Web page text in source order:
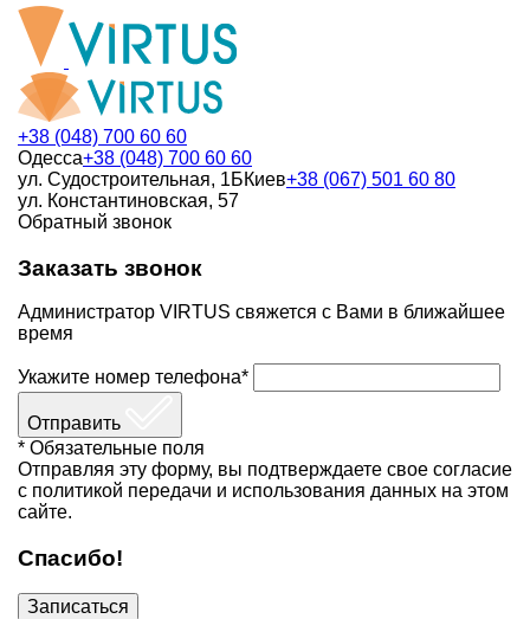
+38 (048) 700 60 60
Одесса+38 (048) 700 60 60
ул. Судостроительная, 1БКиев+38 (067) 501 60 80
ул. Константиновская, 57
Обратный звонок
Заказать звонок
Администратор VIRTUS свяжется с Вами в ближайшее
время
Укажите номер телефона*
Отправить
* Обязательные поля
Отправляя эту форму, вы подтверждаете свое согласие
с политикой передачи и использования данных на этом
сайте.
Спасибо!
Записаться